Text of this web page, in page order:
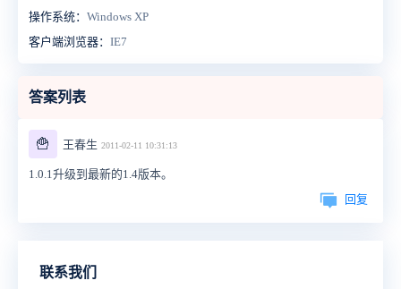
操作系统： Windows XP
客户端浏览器： IE7
答案列表
🍟 王春生 2011-02-11 10:31:13
1.0.1升级到最新的1.4版本。
回复
联系我们